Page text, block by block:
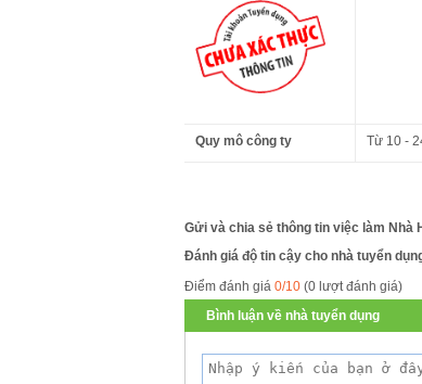
Quy mô công ty Từ 10 -
Gửi và chia sẻ thông tin việc làm Nhà
Đánh giá độ tin cậy cho nhà tuyển
Điểm đánh giá 0/10 (0 lượt đánh giá)
Bình luận về nhà tuyển dụng